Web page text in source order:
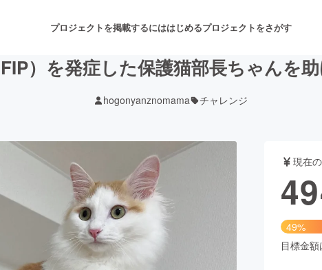
プロジェクトを掲載するにははじめるプロジェクトをさがす
音楽 舞台・パフォーマンス
ゲーム・サービス開発
書籍・雑誌出版
）を発症した保護猫部長ちゃんを
hogonyanznomama チャレンジ
現在
49%
目標金